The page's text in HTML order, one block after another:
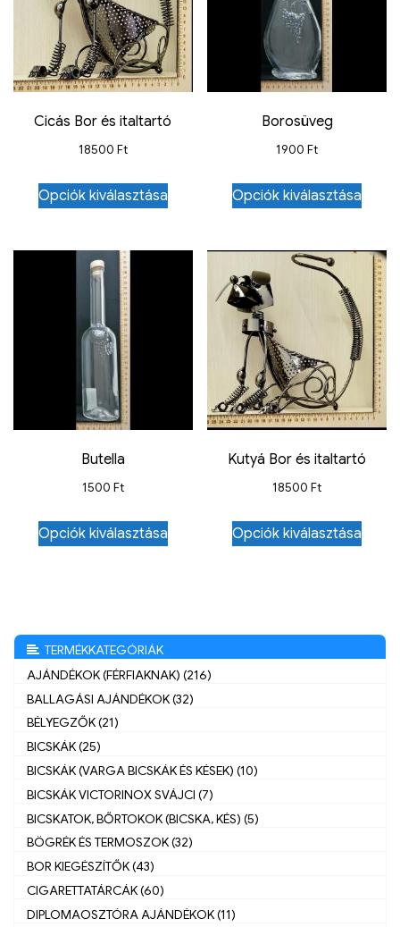
Cicás Bor és italtartó
18500 Ft
Opciók kiválasztása
Borosüveg
1900Ft
Opciók kiválasztása
Butella
1500 Ft
Opciók kiválasztása
Kutyá Bor és italtartó
18500Ft
Opciók kiválasztása
TERMÉKKATEGÓRIÁK
AJÁNDÉKOK (FÉRFIAKNAK) (216)
BALLAGÁSI AJÁNDÉKOK (32)
BÉLYEGZŐK (21)
BICSKÁK (25)
BICSKÁK (VARGA BICSKÁK ÉS KÉSEK) (10)
BICSKÁK VICTORINOX SVÁJCI (7)
BICSKATOK, BŐRTOKOK (BICSKA, KÉS) (5)
BÖGRÉK ÉS TERMOSZOK (32)
BOR KIEGÉSZÍTŐK (43)
CIGARETTATÁRCÁK (60)
DIPLOMAOSZTÓRA AJÁNDÉKOK (11)